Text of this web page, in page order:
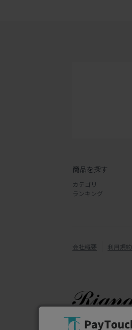
商品を探す
カテゴリ
ランキング
会社概要 利用規約